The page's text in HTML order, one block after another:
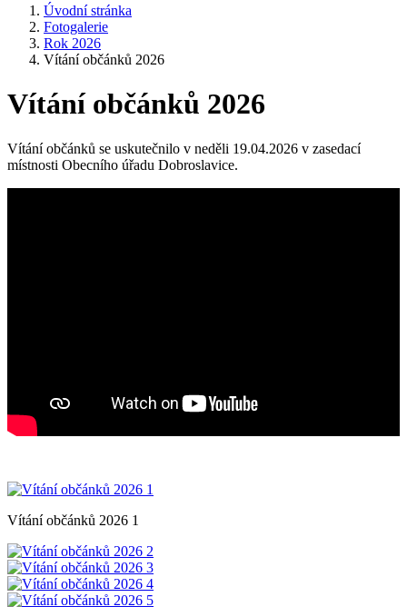
Úvodní stránka
Fotogalerie
Rok 2026
Vítání občánků 2026
Vítání občánků 2026
Vítání občánků se uskutečnilo v neděli 19.04.2026 v zasedací
místnosti Obecního úřadu Dobroslavice.
Vítání občánků 2026 1